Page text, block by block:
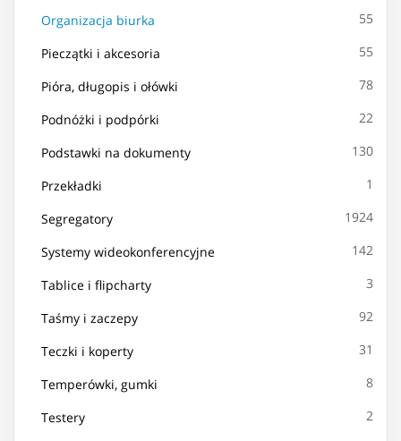
Organizacja biurka 55
Pieczątki i akcesoria 55
Pióra, długopis i ołówki 78
Podnóżki i podpórki 22
Podstawki na dokumenty 130
Przekładki 1
Segregatory 1924
Systemy wideokonferencyjne 142
Tablice i flipcharty 3
Taśmy i zaczepy 92
Teczki i koperty 31
Temperówki, gumki 8
Testery 2